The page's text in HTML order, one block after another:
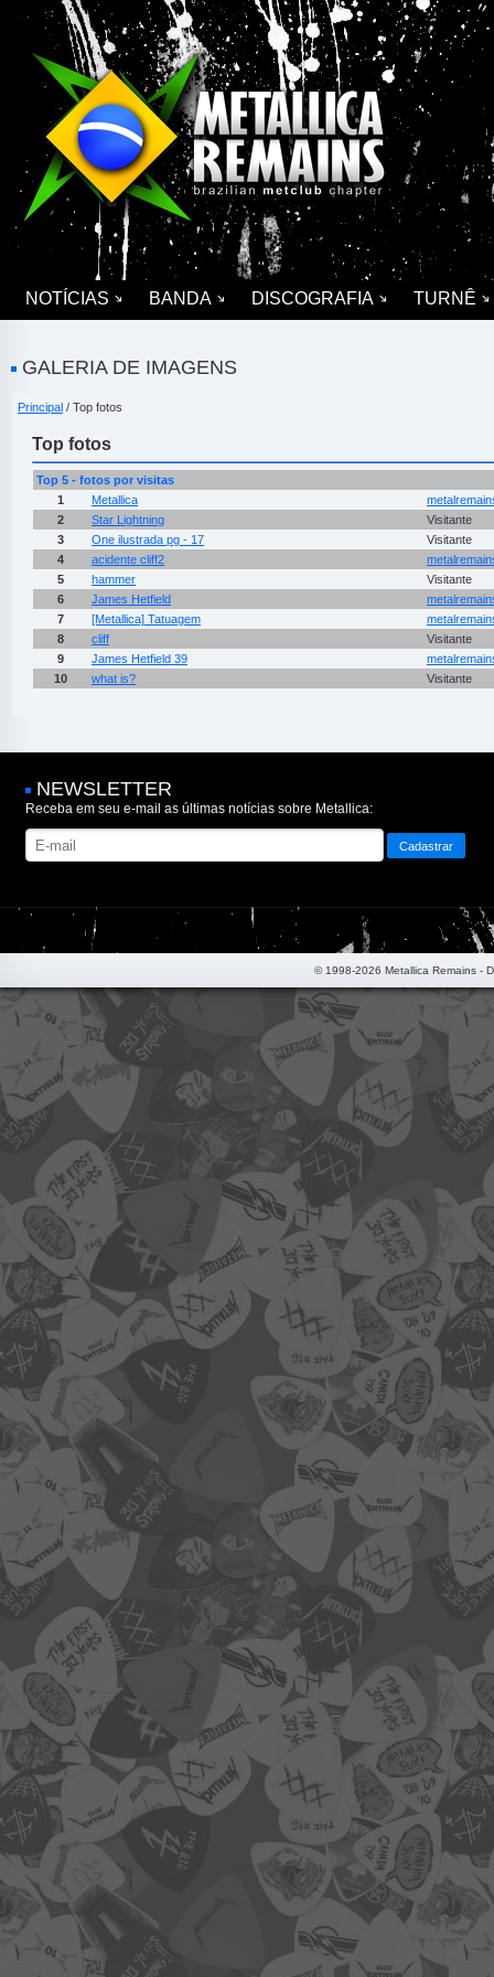
NOTÍCIAS BANDA DISCOGRAFIA TURNÊ
GALERIA DE IMAGENS
Principal / Top fotos
Top fotos
Top 5 - fotos por visitas
1
Metallica
2
Star Lightning
Visitante
3
One ilustrada pg - 17
Visitante
4
acidente cliff2
5
hammer
Visitante
6
James Hetfield
7
[Metallica] Tatuagem
8
cliff
Visitante
9
James Hetfield 39
10
what is? Visitante
NEWSLETTER
Receba em seu e-mail as últimas notícias sobre Metallica:
© 1998-2026 Metallica Remains -